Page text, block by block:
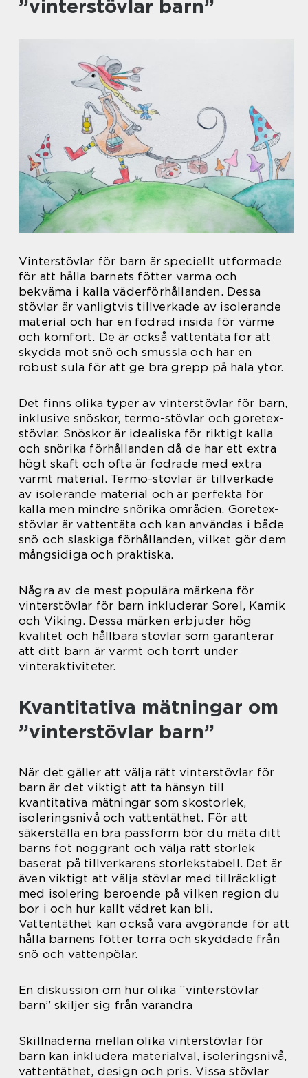
”vinterstövlar barn”
Vinterstövlar för barn är speciellt utformade
för att hålla barnets fötter varma och
bekväma i kalla väderförhållanden. Dessa
stövlar är vanligtvis tillverkade av isolerande
material och har en fodrad insida för värme
och komfort. De är också vattentäta för att
skydda mot snö och smussla och har en
robust sula för att ge bra grepp på hala ytor.
Det finns olika typer av vinterstövlar för barn,
inklusive snöskor, termo-stövlar och goretex-
stövlar. Snöskor är idealiska för riktigt kalla
och snörika förhållanden då de har ett extra
högt skaft och ofta är fodrade med extra
varmt material. Termo-stövlar är tillverkade
av isolerande material och är perfekta för
kalla men mindre snörika områden. Goretex-
stövlar är vattentäta och kan användas i både
snö och slaskiga förhållanden, vilket gör dem
mångsidiga och praktiska.
Några av de mest populära märkena för
vinterstövlar för barn inkluderar Sorel, Kamik
och Viking. Dessa märken erbjuder hög
kvalitet och hållbara stövlar som garanterar
att ditt barn är varmt och torrt under
vinteraktiviteter.
Kvantitativa mätningar om
”vinterstövlar barn”
När det gäller att välja rätt vinterstövlar för
barn är det viktigt att ta hänsyn till
kvantitativa mätningar som skostorlek,
isoleringsnivå och vattentäthet. För att
säkerställa en bra passform bör du mäta ditt
barns fot noggrant och välja rätt storlek
baserat på tillverkarens storlekstabell. Det är
även viktigt att välja stövlar med tillräckligt
med isolering beroende på vilken region du
bor i och hur kallt vädret kan bli.
Vattentäthet kan också vara avgörande för att
hålla barnens fötter torra och skyddade från
snö och vattenpölar.
En diskussion om hur olika ”vinterstövlar
barn” skiljer sig från varandra
Skillnaderna mellan olika vinterstövlar för
barn kan inkludera materialval, isoleringsnivå,
vattentäthet, design och pris. Vissa stövlar